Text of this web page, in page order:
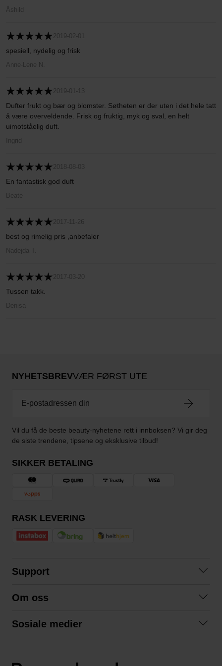
Åshild
2019-02-01
spesiell, nydelig og frisk
Anne-Lene N.
2019-01-13
Dufter frukt og bær og blomster. Søtheten er der uten i det hele tatt
å være overveldende. Frisk og fruktig, myk og sval, en helt
uimotståelig duft.
Ingrid
2018-08-03
En fantastisk god duft
Beate
2017-11-26
best og rimelig pris ,anbefaler
Nadejda T.
2017-03-20
Tussen takk.
Denisa
NYHETSBREVVÆR FØRST UTE
Vil du få de beste beauty-nyhetene rett i innboksen? Vi gir deg
de siste trendene, tipsene og eksklusive tilbud!
SIKKER BETALING
RASK LEVERING
Support
Kjøpsvilkår
Om oss
Sosiale medier